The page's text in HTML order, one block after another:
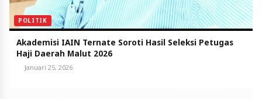
POLITIK
Akademisi IAIN Ternate Soroti Hasil Seleksi Petugas
Haji Daerah Malut 2026
Januari 25, 2026